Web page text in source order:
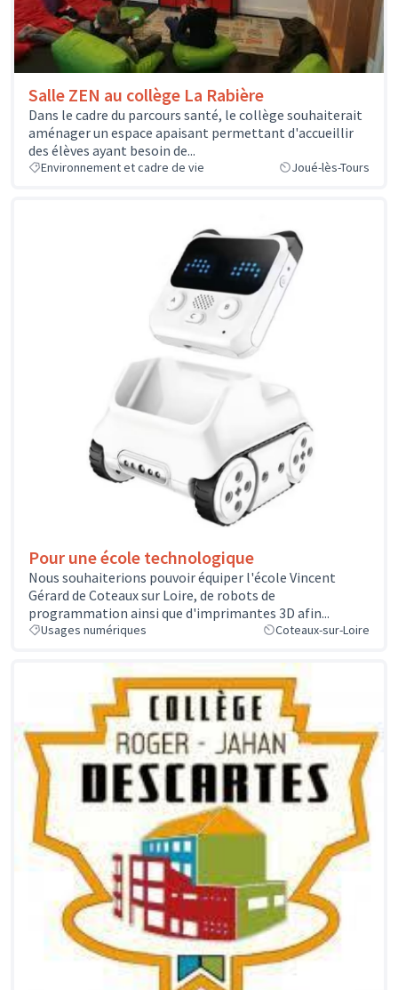
Salle ZEN au collège La Rabière
Dans le cadre du parcours santé, le collège souhaiterait
aménager un espace apaisant permettant d'accueillir
des élèves ayant besoin de...
Environnement et cadre de vie Joué-lès-Tours
Pour une école technologique
Nous souhaiterions pouvoir équiper l'école Vincent
Gérard de Coteaux sur Loire, de robots de
programmation ainsi que d'imprimantes 3D afin...
Usages numériques Coteaux-sur-Loire